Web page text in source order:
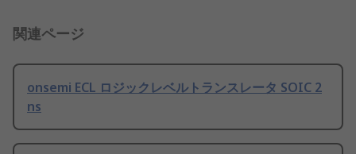
関連ページ
onsemi ECL ロジックレベルトランスレータ SOIC 2
ns